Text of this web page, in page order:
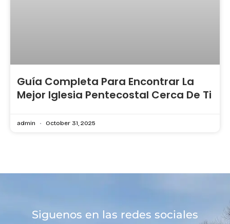
Guía Completa Para Encontrar La
Mejor Iglesia Pentecostal Cerca De Ti
admin October 31, 2025
Siguenos en las redes sociales